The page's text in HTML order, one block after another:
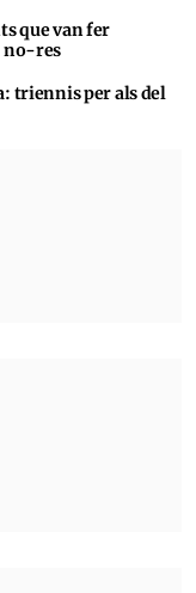
que van fer
no-res
triennis per als del